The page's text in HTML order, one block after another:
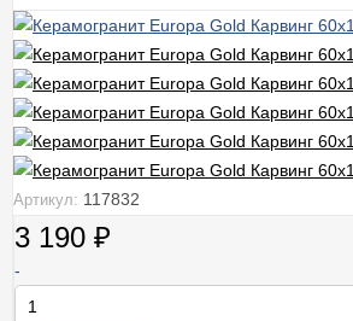
Артикул: 117832
3 190 ₽
-